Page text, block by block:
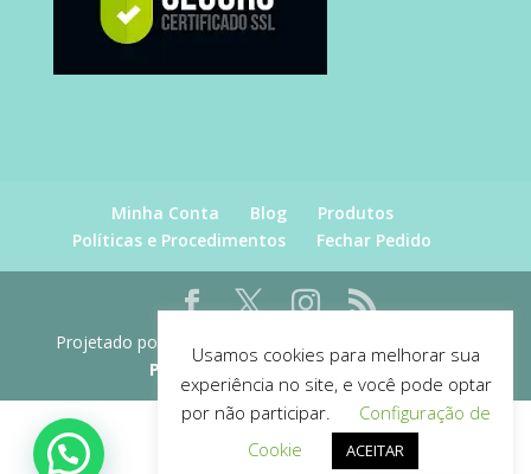
Minha Conta Blog
Produtos
Políticas e Procedimentos
Fechar Pedido
Projetado por
Projetos e Consultoria WEB
Usamos cookies para melhorar sua
experiência no site, e você pode optar
por não participar.
Configuração de
Cookie
ACEITAR